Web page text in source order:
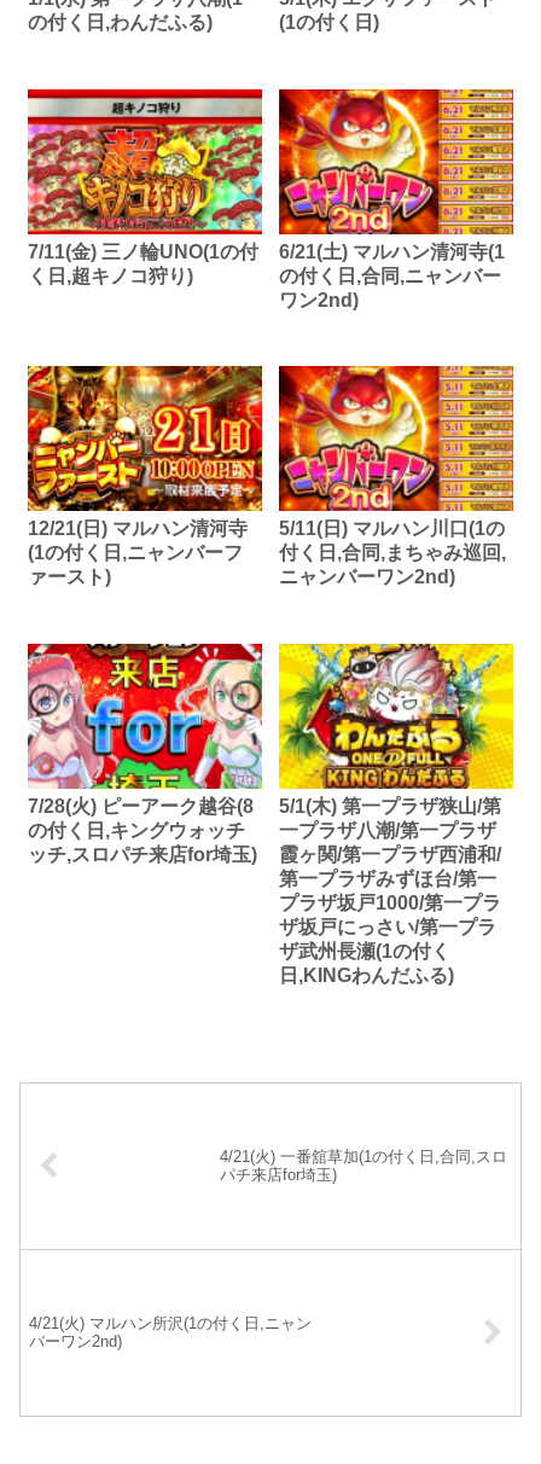
の付く日,わんだふる)
(1の付く日)
7/11(金) 三ノ輪UNO(1の付
く日,超キノコ狩り)
6/21(土) マルハン清河寺(1
の付く日,合同,ニャンバー
ワン2nd)
12/21(日) マルハン清河寺
(1の付く日,ニャンバーフ
ァースト)
5/11(日) マルハン川口(1の
付く日,合同,まちゃみ巡回,
ニャンバーワン2nd)
7/28(火) ピーアーク越谷(8
の付く日,キングウォッチ
ッチ,スロパチ来店for埼玉)
5/1(木) 第一プラザ狭山/第
一プラザ八潮/第一プラザ
霞ヶ関/第一プラザ西浦和/
第一プラザみずほ台/第一
プラザ坂戸1000/第一プラ
ザ坂戸にっさい/第一プラ
ザ武州長瀬(1の付く
日,KINGわんだふる)
4/21(火) 一番舘草加(1の付く日,合同,スロ
パチ来店for埼玉)
4/21(火) マルハン所沢(1の付く日,ニャン
バーワン2nd)